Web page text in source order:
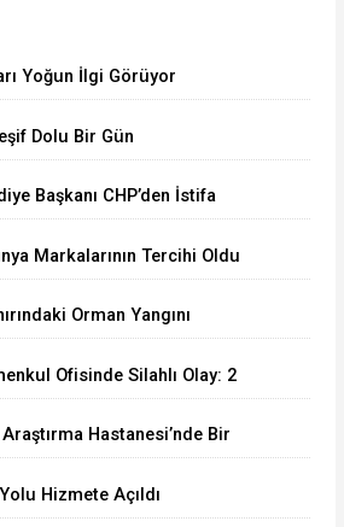
Yoğun İlgi Görüyor
Dolu Bir Gün
Başkanı CHP’den İstifa
Markalarının Tercihi Oldu
Orman Yangını
Ofisinde Silahlı Olay: 2
Hastanesi’nde Bir
Hizmete Açıldı